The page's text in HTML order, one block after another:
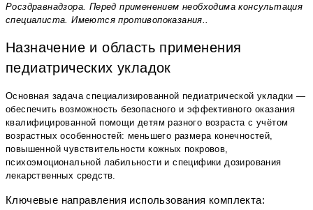
Росздравнадзора. Перед применением необходима консультация
специалиста. Имеются противопоказания..
Назначение и область применения
педиатрических укладок
Основная задача специализированной педиатрической укладки —
обеспечить возможность безопасного и эффективного оказания
квалифицированной помощи детям разного возраста с учётом
возрастных особенностей: меньшего размера конечностей,
повышенной чувствительности кожных покровов,
психоэмоциональной лабильности и специфики дозирования
лекарственных средств.
Ключевые направления использования комплекта: